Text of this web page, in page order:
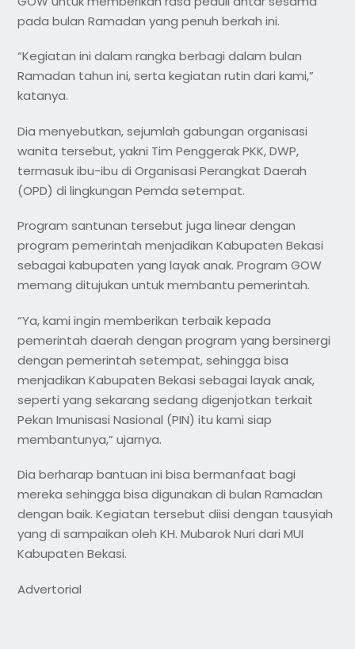
pada bulan Ramadan yang penuh berkah ini.
“Kegiatan ini dalam rangka berbagi dalam bulan
Ramadan tahun ini, serta kegiatan rutin dari kami,”
katanya.
Dia menyebutkan, sejumlah gabungan organisasi
wanita tersebut, yakni Tim Penggerak PKK, DWP,
termasuk ibu-ibu di Organisasi Perangkat Daerah
(OPD) di lingkungan Pemda setempat.
Program santunan tersebut juga linear dengan
program pemerintah menjadikan Kabupaten Bekasi
sebagai kabupaten yang layak anak. Program GOW
memang ditujukan untuk membantu pemerintah.
“Ya, kami ingin memberikan terbaik kepada
pemerintah daerah dengan program yang bersinergi
dengan pemerintah setempat, sehingga bisa
menjadikan Kabupaten Bekasi sebagai layak anak,
seperti yang sekarang sedang digenjotkan terkait
Pekan Imunisasi Nasional (PIN) itu kami siap
membantunya,” ujarnya.
Dia berharap bantuan ini bisa bermanfaat bagi
mereka sehingga bisa digunakan di bulan Ramadan
dengan baik. Kegiatan tersebut diisi dengan tausyiah
yang di sampaikan oleh KH. Mubarok Nuri dari MUI
Kabupaten Bekasi.
Advertorial